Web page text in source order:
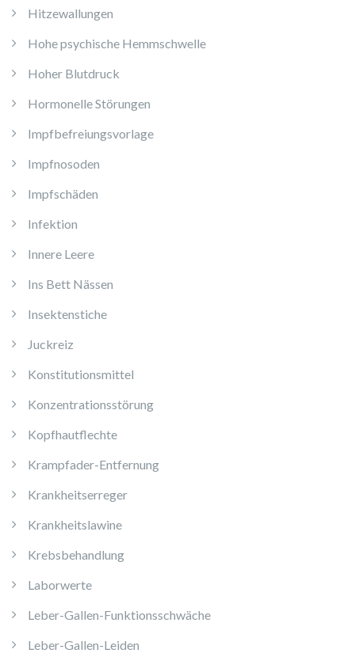
Hitzewallungen
Hohe psychische Hemmschwelle
Hoher Blutdruck
Hormonelle Störungen
Impfbefreiungsvorlage
Impfnosoden
Impfschäden
Infektion
Innere Leere
Ins Bett Nässen
Insektenstiche
Juckreiz
Konstitutionsmittel
Konzentrationsstörung
Kopfhautflechte
Krampfader-Entfernung
Krankheitserreger
Krankheitslawine
Krebsbehandlung
Laborwerte
Leber-Gallen-Funktionsschwäche
Leber-Gallen-Leiden